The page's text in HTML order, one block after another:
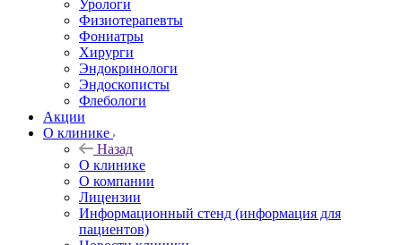
Урологи
Физиотерапевты
Фониатры
Хирурги
Эндокринологи
Эндоскописты
Флебологи
Акции
О клинике
Назад
О клинике
О компании
Лицензии
Информационный стенд (информация для
пациентов)